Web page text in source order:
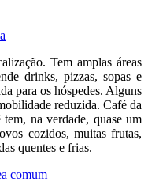
Tem amplas áreas
drinks, pizzas, sopas e
para os hóspedes. Alguns
reduzida. Café da
na verdade, quase um
cozidos, muitas frutas,
quentes e frias.